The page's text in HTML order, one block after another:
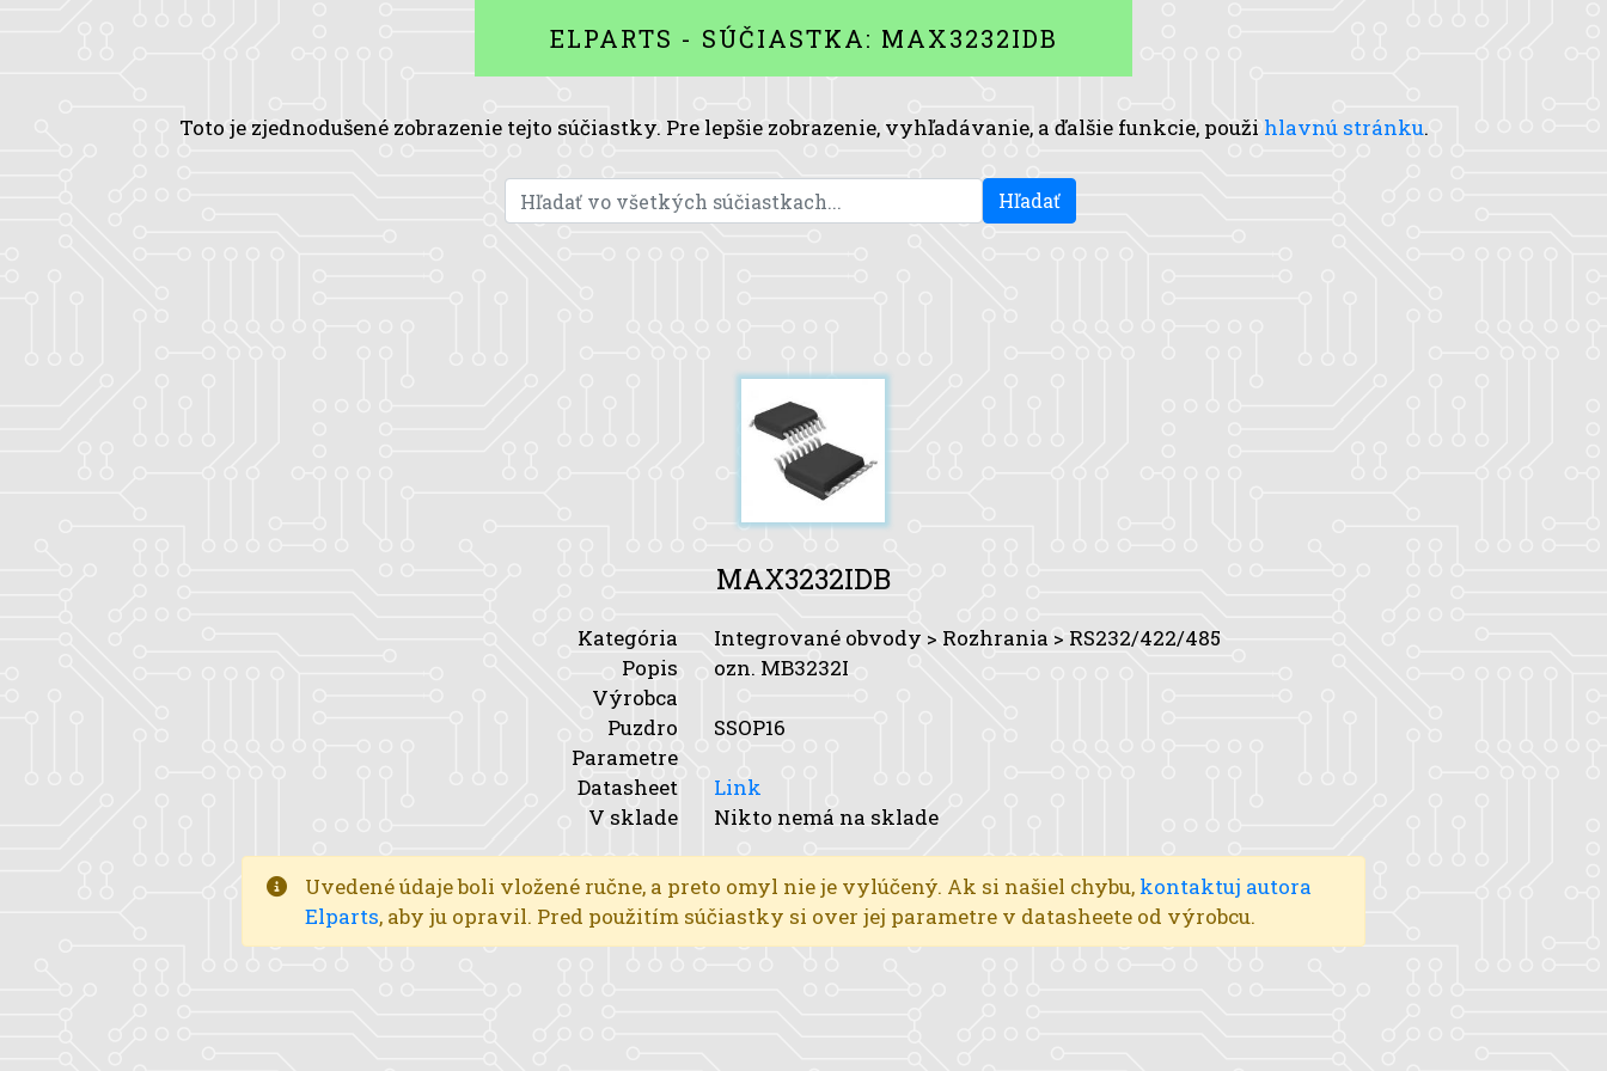
ELPARTS - SÚČIASTKA: MAX3232IDB
Toto je zjednodušené zobrazenie tejto súčiastky. Pre lepšie zobrazenie, vyhľadávanie, a ďalšie funkcie, použi hlavnú stránku.
Hľadať
MAX3232IDB
Kategória
Integrované obvody > Rozhrania > RS232/422/485
Popis
ozn. MB3232I
Výrobca
Puzdro
SSOP16
Parametre
Datasheet
Link
V sklade
Nikto nemá na sklade
Uvedené údaje boli vložené ručne, a preto omyl nie je vylúčený. Ak si našiel chybu, kontaktuj autora
Elparts, aby ju opravil. Pred použitím súčiastky si over jej parametre v datasheete od výrobcu.